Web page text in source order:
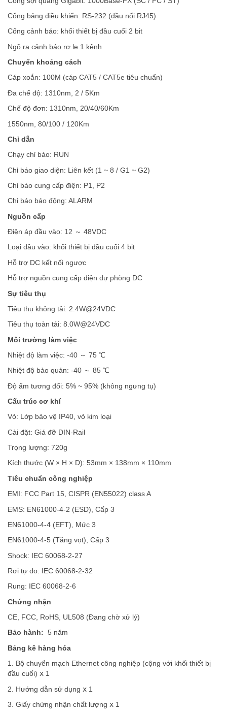
Cổng bảng điều khiển: RS-232 (đầu nối RJ45)
Cổng cảnh báo: khối thiết bị đầu cuối 2 bit
Ngõ ra cảnh báo rơ le 1 kênh
Chuyển khoảng cách
Cáp xoắn: 100M (cáp CAT5 / CAT5e tiêu chuẩn)
Đa chế độ: 1310nm, 2 / 5Km
Chế độ đơn: 1310nm, 20/40/60Km
1550nm, 80/100 / 120Km
Chỉ dẫn
Chạy chỉ báo: RUN
Chỉ báo giao diện: Liên kết (1 ~ 8 / G1 ~ G2)
Chỉ báo cung cấp điện: P1, P2
Chỉ báo báo động: ALARM
Nguồn cấp
Điện áp đầu vào: 12 ～ 48VDC
Loại đầu vào: khối thiết bị đầu cuối 4 bit
Hỗ trợ DC kết nối ngược
Hỗ trợ nguồn cung cấp điện dự phòng DC
Sự tiêu thụ
Tiêu thụ không tải: 2.4W@24VDC
Tiêu thụ toàn tải: 8.0W@24VDC
Môi trường làm việc
Nhiệt độ làm việc: -40 ～ 75 ℃
Nhiệt độ bảo quản: -40 ～ 85 ℃
Độ ẩm tương đối: 5% ~ 95% (không ngưng tụ)
Cấu trúc cơ khí
Vỏ: Lớp bảo vệ IP40, vỏ kim loại
Cài đặt: Giá đỡ DIN-Rail
Trọng lượng: 720g
Kích thước (W × H × D): 53mm × 138mm × 110mm
Tiêu chuẩn công nghiệp
EMI: FCC Part 15, CISPR (EN55022) class A
EMS: EN61000-4-2 (ESD), Cấp 3
EN61000-4-4 (EFT), Mức 3
EN61000-4-5 (Tăng vọt), Cấp 3
Shock: IEC 60068-2-27
Rơi tự do: IEC 60068-2-32
Rung: IEC 60068-2-6
Chứng nhận
CE, FCC, RoHS, UL508 (Đang chờ xử lý)
Bảo hành: 5 năm
Bảng kê hàng hóa
1. Bộ chuyển mạch Ethernet công nghiệp (cộng với khối thiết bị
đầu cuối) ⅹ 1
2. Hướng dẫn sử dụng ⅹ 1
3. Giấy chứng nhận chất lượng ⅹ 1